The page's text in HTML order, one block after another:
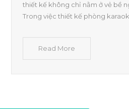
thiết kế không chỉ nằm ở vẻ bề
Trong việc thiết kế phòng
Read More